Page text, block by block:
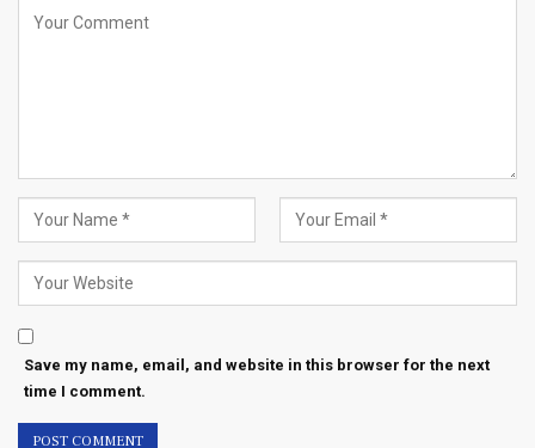
Save my name, email, and website in this browser for the next
time I comment.